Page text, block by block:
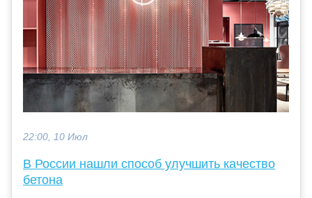
22:00, 10 Июл
В России нашли способ улучшить качество
бетона